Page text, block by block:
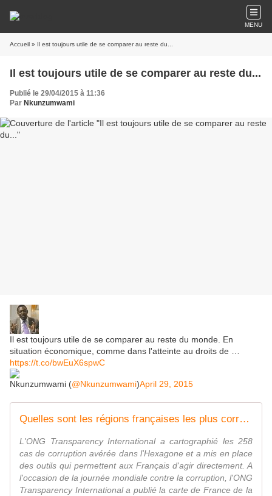
MENU
Accueil » Il est toujours utile de se comparer au reste du...
Il est toujours utile de se comparer au reste du...
Publié le 29/04/2015 à 11:36
Par Nkunzumwami
Il est toujours utile de se comparer au reste du monde. En
situation économique, comme dans l'atteinte au droits de …
https://t.co/bwEuX6spwC
Nkunzumwami (@Nkunzumwami)April 29, 2015
Quelles sont les régions françaises les plus corrompues
L'ONG Transparency International a cartographié les 258
cas de corruption avérée dans l'Hexagone et a mis en place
des outils qui permettent aux Français d'agir directement. A
l'occasion de la journée mondiale contre la corruption, l'ONG
Transparency International a publié la carte de France de la